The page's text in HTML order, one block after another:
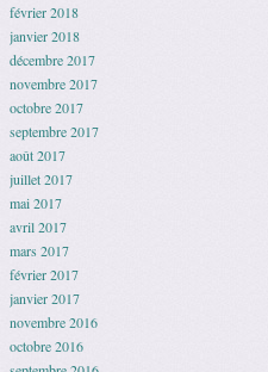
février 2018
janvier 2018
décembre 2017
novembre 2017
octobre 2017
septembre 2017
août 2017
juillet 2017
mai 2017
avril 2017
mars 2017
février 2017
janvier 2017
novembre 2016
octobre 2016